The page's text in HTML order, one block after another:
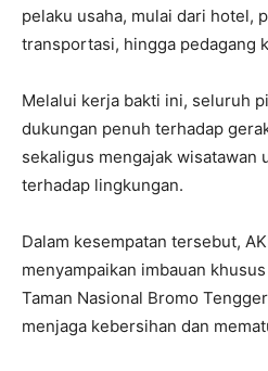
pelaku usaha, mulai dari hotel,
transportasi, hingga pedagang
Melalui kerja bakti ini, seluruh
dukungan penuh terhadap
sekaligus mengajak wisatawan
terhadap lingkungan.
Dalam kesempatan tersebut,
menyampaikan imbauan
Taman Nasional Bromo
menjaga kebersihan dan